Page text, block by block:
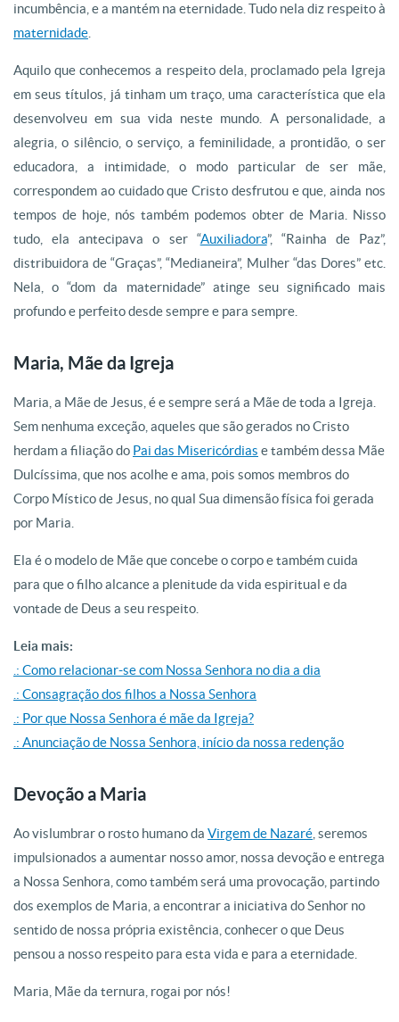
incumbência, e a mantém na eternidade. Tudo nela diz respeito à
maternidade
Aquilo que conhecemos a respeito dela, proclamado pela Igreja
em seus títulos, já tinham um traço, uma característica que ela
desenvolveu em sua vida neste mundo. A personalidade, a
alegria, o silêncio, o serviço, a feminilidade, a prontidão, o ser
educadora, a intimidade, o modo particular de ser mãe,
correspondem ao cuidado que Cristo desfrutou e que, ainda nos
tempos de hoje, nós também podemos obter de Maria. Nisso
tudo, ela antecipava o ser “Auxiliadora”, “Rainha de Paz”,
distribuidora de “Graças”, “Medianeira”, Mulher “das Dores” etc.
Nela, o “dom da maternidade” atinge seu significado mais
profundo e perfeito desde sempre e para sempre.
Maria, Mãe da Igreja
Maria, a Mãe de Jesus, é e sempre será a Mãe de toda a Igreja.
Sem nenhuma exceção, aqueles que são gerados no Cristo
herdam a filiação do Pai das Misericórdias e também dessa Mãe
Dulcíssima, que nos acolhe e ama, pois somos membros do
Corpo Místico de Jesus, no qual Sua dimensão física foi gerada
por Maria.
Ela é o modelo de Mãe que concebe o corpo e também cuida
para que o filho alcance a plenitude da vida espiritual e da
vontade de Deus a seu respeito.
Leia mais:
.: Como relacionar-se com Nossa Senhora no dia a dia
.: Consagração dos filhos a Nossa Senhora
.: Por que Nossa Senhora é mãe da Igreja?
.: Anunciação de Nossa Senhora, início da nossa redenção
Devoção a Maria
Ao vislumbrar o rosto humano da Virgem de Nazaré , seremos
impulsionados a aumentar nosso amor, nossa devoção e entrega
a Nossa Senhora, como também será uma provocação, partindo
dos exemplos de Maria, a encontrar a iniciativa do Senhor no
sentido de nossa própria existência, conhecer o que Deus
pensou a nosso respeito para esta vida e para a eternidade.
Maria, Mãe da ternura, rogai por nós!